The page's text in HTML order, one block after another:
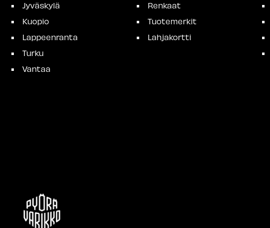
Jyväskylä
Kuopio
Lappeenranta
Turku
Vantaa
Renkaat
Tuotemerkit
Lahjakortti